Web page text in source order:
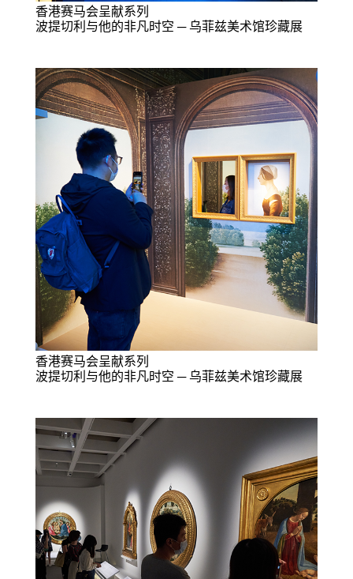
香港赛马会呈献系列
波提切利与他的非凡时空 ─ 乌菲兹美术馆珍藏展
香港赛马会呈献系列
波提切利与他的非凡时空 ─ 乌菲兹美术馆珍藏展